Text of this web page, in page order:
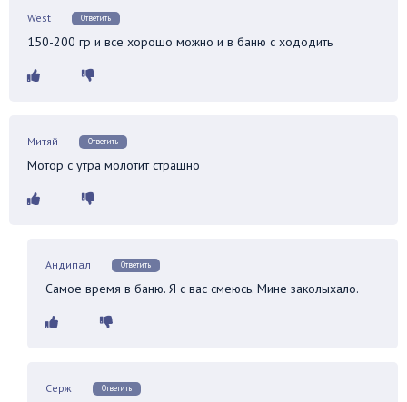
West Ответить
150-200 гр и все хорошо можно и в баню с хододить
Митяй Ответить
Мотор с утра молотит страшно
Андипал Ответить
Самое время в баню. Я с вас смеюсь. Мине заколыхало.
Серж Ответить